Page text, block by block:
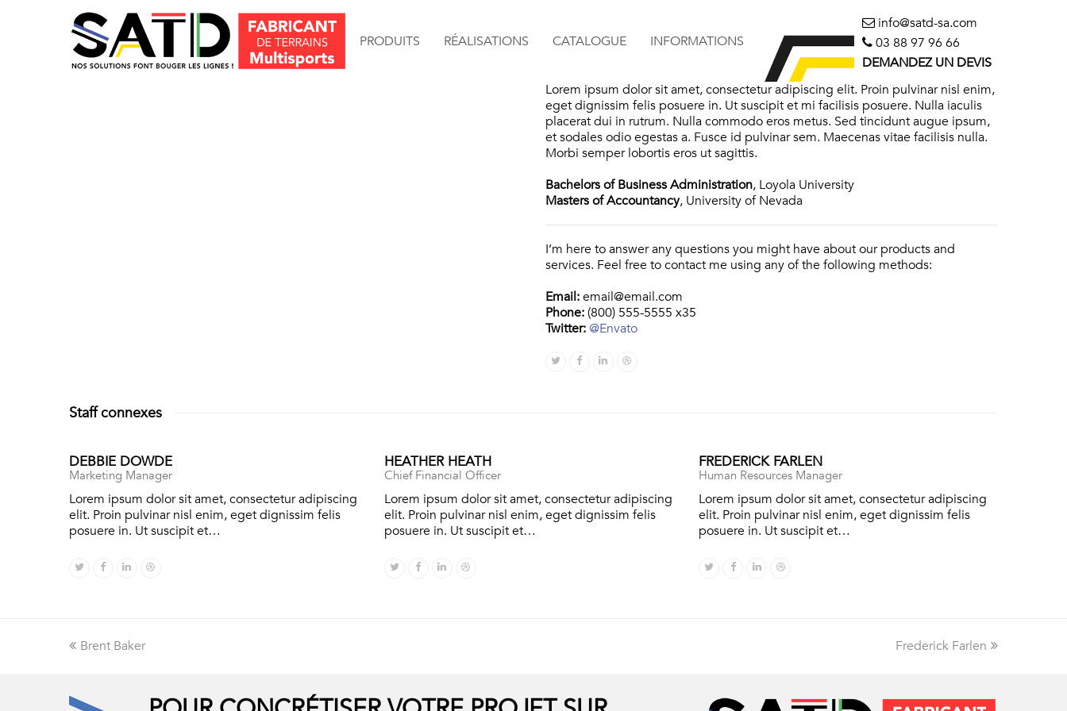
PRODUITS RÉALISATIONS CATALOGUE INFORMATIONS
info@satd-sa.com
03 88 97 96 66
DEMANDEZ UN DEVIS
Lorem ipsum dolor sit amet, consectetur adipiscing elit. Proin pulvinar nisl enim,
eget dignissim felis posuere in. Ut suscipit et mi facilisis posuere. Nulla iaculis
placerat dui in rutrum. Nulla commodo eros metus. Sed tincidunt augue ipsum,
et sodales odio egestas a. Fusce id pulvinar sem. Maecenas vitae facilisis nulla.
Morbi semper lobortis eros ut sagittis.
Bachelors of Business Administration, Loyola University
Masters of Accountancy, University of Nevada
I’m here to answer any questions you might have about our products and
services. Feel free to contact me using any of the following methods:
Email:email@email.com
Phone:(800) 555-5555 x35
Twitter:@Envato
Twitter FacebookLinkedin
Staff connexes
DEBBIE DOWDE
Marketing Manager
Lorem ipsum dolor sit amet, consectetur adipiscing
elit. Proin pulvinar nisl enim, eget dignissim felis
posuere in. Ut suscipit et…
Twitter FacebookLinkedin
HEATHER HEATH
Chief Financial Officer
Lorem ipsum dolor sit amet, consectetur adipiscing
elit. Proin pulvinar nisl enim, eget dignissim felis
posuere in. Ut suscipit et…
Twitter FacebookLinkedin
FREDERICK FARLEN
Human Resources Manager
Lorem ipsum dolor sit amet, consectetur adipiscing
elit. Proin pulvinar nisl enim, eget dignissim felis
posuere in. Ut suscipit et…
TwitterFacebook
LinkedinDribbble
Onglet
Brent Baker
next
Frederick Farlen